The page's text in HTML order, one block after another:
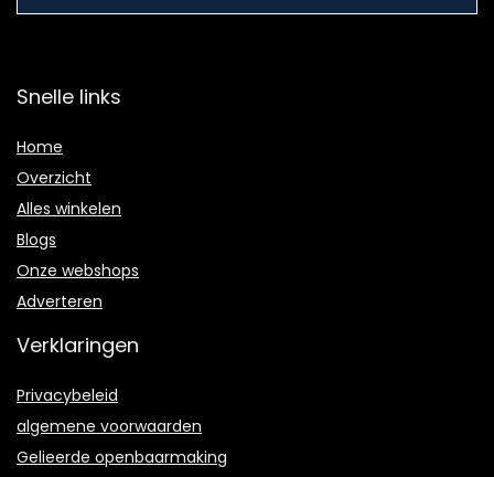
Snelle links
Home
Overzicht
Alles winkelen
Blogs
Onze webshops
Adverteren
Verklaringen
Privacybeleid
algemene voorwaarden
Gelieerde openbaarmaking